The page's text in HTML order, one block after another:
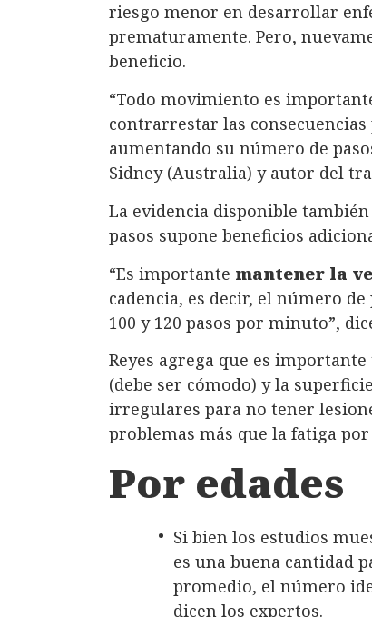
riesgo menor en desarrollar
prematuramente. Pero,
beneficio.
“Todo movimiento es
contrarrestar las
aumentando su número de
Sidney (Australia) y autor del
La evidencia disponible
pasos supone beneficios
“Es importante mantener la
cadencia, es decir, el número
100 y 120 pasos por minuto”,
Reyes agrega que es
(debe ser cómodo) y la
irregulares para no tener
problemas más que la fatiga por
Por edades
Si bien los estudios
es una buena cantidad
promedio, el número
dicen los expertos.